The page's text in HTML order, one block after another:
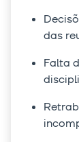
das
Falta